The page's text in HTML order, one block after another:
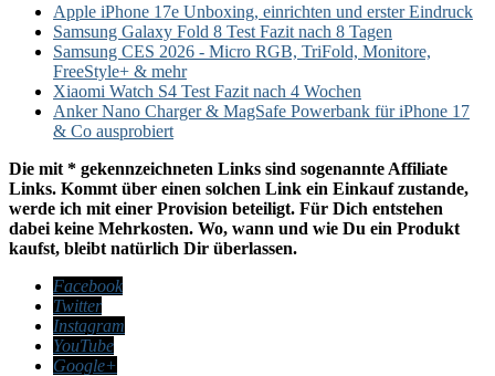
Apple iPhone 17e Unboxing, einrichten und erster Eindruck
Samsung Galaxy Fold 8 Test Fazit nach 8 Tagen
Samsung CES 2026 - Micro RGB, TriFold, Monitore,
FreeStyle+ & mehr
Xiaomi Watch S4 Test Fazit nach 4 Wochen
Anker Nano Charger & MagSafe Powerbank für iPhone 17
& Co ausprobiert
Die mit * gekennzeichneten Links sind sogenannte Affiliate
Links. Kommt über einen solchen Link ein Einkauf zustande,
werde ich mit einer Provision beteiligt. Für Dich entstehen
dabei keine Mehrkosten. Wo, wann und wie Du ein Produkt
kaufst, bleibt natürlich Dir überlassen.
Facebook
Twitter
Instagram
YouTube
Google+